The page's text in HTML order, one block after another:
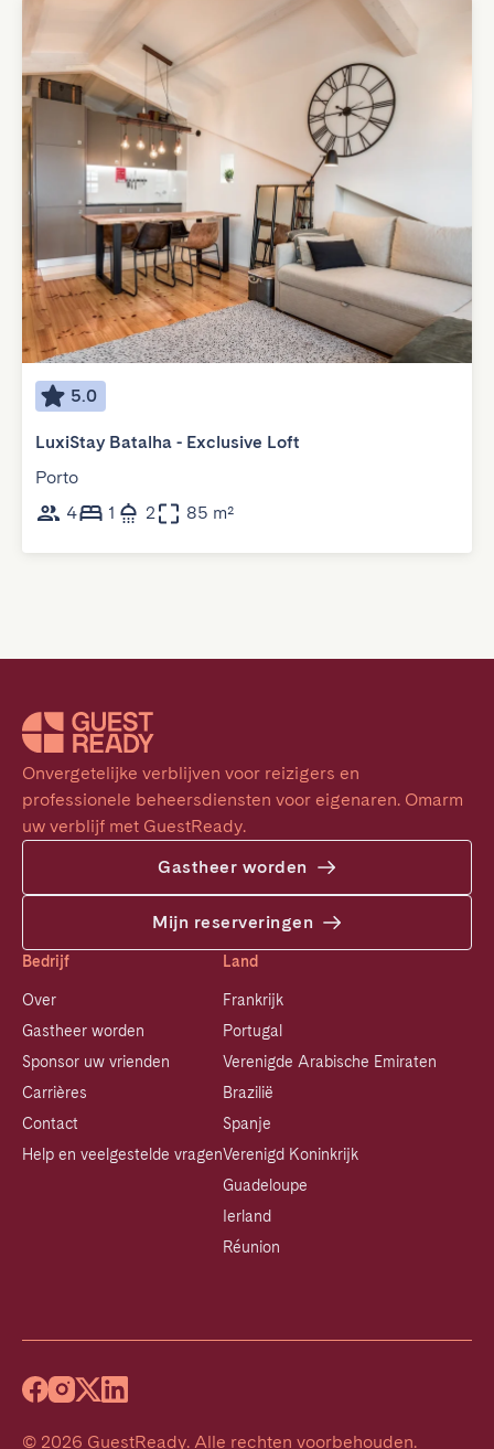
5.0
LuxiStay Batalha - Exclusive Loft
Porto
4
1 2 85 m²
Onvergetelijke verblijven voor reizigers en
professionele beheersdiensten voor eigenaren. Omarm
uw verblijf met GuestReady.
Gastheer worden
Mijn reserveringen
Bedrijf
Over
Gastheer worden
Sponsor uw vrienden
Carrières
Contact
Help en veelgestelde vragen
Land
Frankrijk
Portugal
Verenigde Arabische Emiraten
Brazilië
Spanje
Verenigd Koninkrijk
Guadeloupe
Ierland
Réunion
© 2026 GuestReady. Alle rechten voorbehouden.